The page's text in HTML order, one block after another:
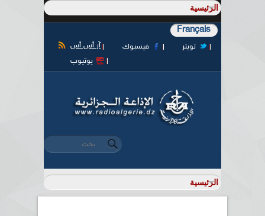
Français
آر أس أس فيسبوك
تويتر
يوتيوب
استمارة البحث
‏بحث ‏